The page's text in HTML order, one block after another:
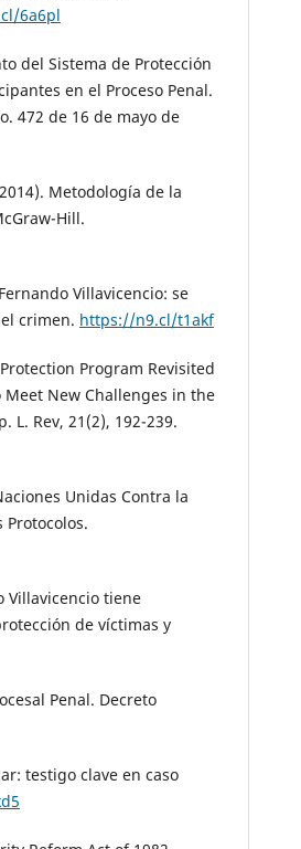
6a6pl
del Sistema de Protección
en el Proceso Penal.
472 de 16 de mayo de
Metodología de la
Hill.
Villavicencio: se
crimen. https://n9.cl/t1akf
Program Revisited
New Challenges in the
L. Rev, 21(2), 192-239.
Unidas Contra la
Villavicencio tiene
de víctimas y
Penal. Decreto
testigo clave en caso